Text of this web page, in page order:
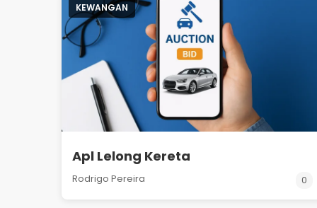
KEWANGAN
Apl Lelong Kereta
Rodrigo Pereira 0